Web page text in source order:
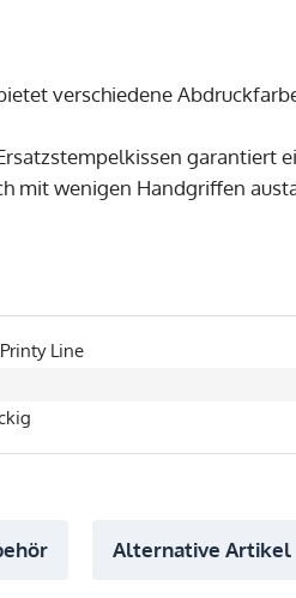
verschiedene
garantiert
mit wenigen Handgriffen
Line
Alternative Artikel